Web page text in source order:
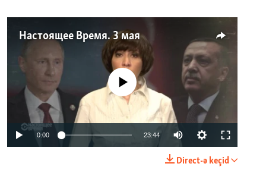
Настоящее Время. 3 мая
No media source currently available
0:00 23:44
Direct-ə keçid